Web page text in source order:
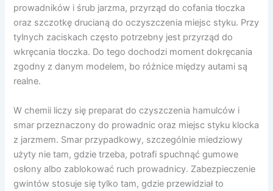
prowadników i śrub jarzma, przyrząd do cofania tłoczka
oraz szczotkę drucianą do oczyszczenia miejsc styku. Przy
tylnych zaciskach często potrzebny jest przyrząd do
wkręcania tłoczka. Do tego dochodzi moment dokręcania
zgodny z danym modelem, bo różnice między autami są
realne.
W chemii liczy się preparat do czyszczenia hamulców i
smar przeznaczony do prowadnic oraz miejsc styku klocka
z jarzmem. Smar przypadkowy, szczególnie miedziowy
użyty nie tam, gdzie trzeba, potrafi spuchnąć gumowe
osłony albo zablokować ruch prowadnicy. Zabezpieczenie
gwintów stosuje się tylko tam, gdzie przewidział to